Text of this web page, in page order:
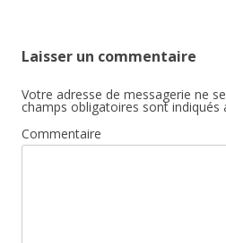
Laisser un commentaire
Votre adresse de messagerie ne
champs obligatoires sont indiqués
Commentaire